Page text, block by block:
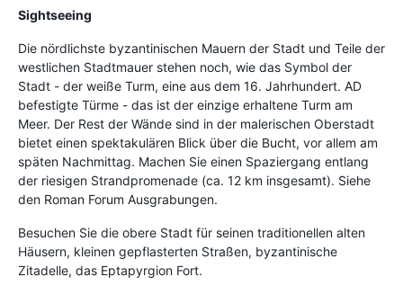
Sightseeing
Die nördlichste byzantinischen Mauern der Stadt und Teile der
westlichen Stadtmauer stehen noch, wie das Symbol der
Stadt - der weiße Turm, eine aus dem 16. Jahrhundert. AD
befestigte Türme - das ist der einzige erhaltene Turm am
Meer. Der Rest der Wände sind in der malerischen Oberstadt
bietet einen spektakulären Blick über die Bucht, vor allem am
späten Nachmittag. Machen Sie einen Spaziergang entlang
der riesigen Strandpromenade (ca. 12 km insgesamt). Siehe
den Roman Forum Ausgrabungen.
Besuchen Sie die obere Stadt für seinen traditionellen alten
Häusern, kleinen gepflasterten Straßen, byzantinische
Zitadelle, das Eptapyrgion Fort.